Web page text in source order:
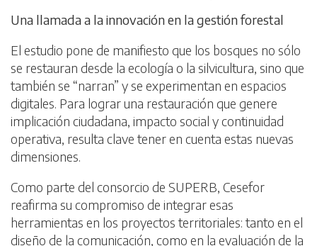
Una llamada a la innovación en la gestión forestal
El estudio pone de manifiesto que los bosques no sólo
se restauran desde la ecología o la silvicultura, sino que
también se “narran” y se experimentan en espacios
digitales. Para lograr una restauración que genere
implicación ciudadana, impacto social y continuidad
operativa, resulta clave tener en cuenta estas nuevas
dimensiones.
Como parte del consorcio de SUPERB, Cesefor
reafirma su compromiso de integrar esas
herramientas en los proyectos territoriales: tanto en el
diseño de la comunicación, como en la evaluación de la